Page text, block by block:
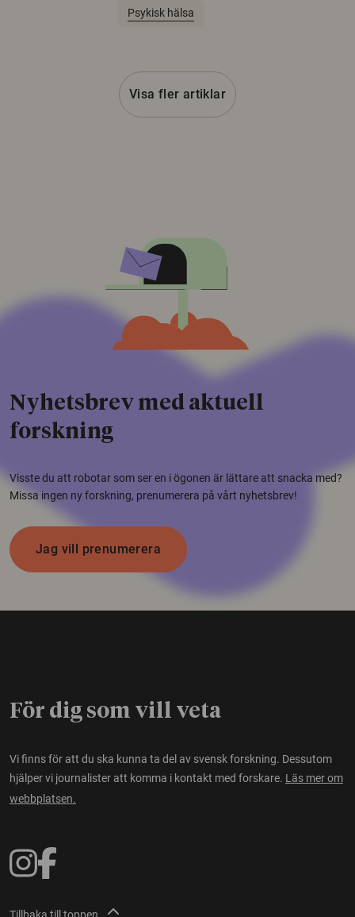
Psykisk hälsa
Visa fler artiklar
Nyhetsbrev med aktuell
forskning
Visste du att robotar som ser en i ögonen är lättare att snacka med?
Missa ingen ny forskning, prenumerera på vårt nyhetsbrev!
Jag vill prenumerera
För dig som vill veta
Vi finns för att du ska kunna ta del av svensk forskning. Dessutom
hjälper vi journalister att komma i kontakt med forskare. Läs mer om
webbplatsen.
Tillbaka till toppen